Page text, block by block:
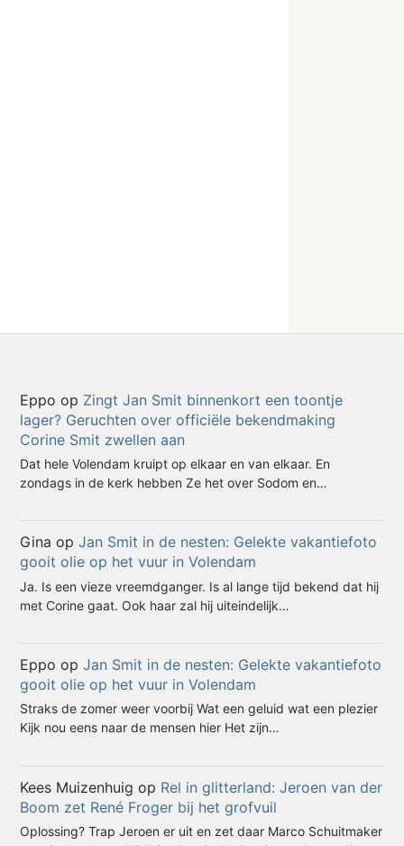
Eppo op Zingt Jan Smit binnenkort een toontje
lager? Geruchten over officiële bekendmaking
Corine Smit zwellen aan
Dat hele Volendam kruipt op elkaar en van elkaar. En
zondags in de kerk hebben Ze het over Sodom en…
Gina opJan Smit in de nesten: Gelekte vakantiefoto
gooit olie op het vuur in Volendam
Ja. Is een vieze vreemdganger. Is al lange tijd bekend dat hij
met Corine gaat. Ook haar zal hij uiteindelijk…
Eppo opJan Smit in de nesten: Gelekte vakantiefoto
gooit olie op het vuur in Volendam
Straks de zomer weer voorbij Wat een geluid wat een plezier
Kijk nou eens naar de mensen hier Het zijn…
Kees Muizenhuig op Rel in glitterland: Jeroen van der
Boom zet René Froger bij het grofvuil
Oplossing? Trap Jeroen er uit en zet daar Marco Schuitmaker